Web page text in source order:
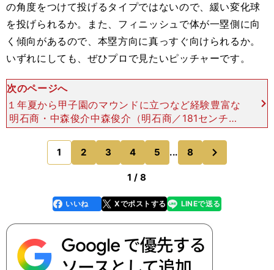
の角度をつけて投げるタイプではないので、緩い変化球
を投げられるか。また、フィニッシュで体が一塁側に向
く傾向があるので、本塁方向に真っすぐ向けられるか。
いずれにしても、ぜひプロで見たいピッチャーです。
次のページへ
１年夏から甲子園のマウンドに立つなど経験豊富な
明石商・中森俊介中森俊介（明石商／181センチ・
79キロ／右投左打）彼も進学かプロか進路を迷っ
ているそうですが、下級生の頃からいいピッチャー
だなと気にして
1 2 3 4 5 ... 8
1 / 8
faceboo
k
いいね Xでポストする
line LINEで送る